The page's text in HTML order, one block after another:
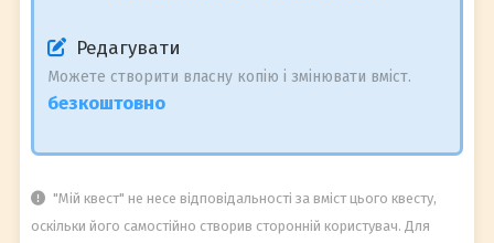
Редагувати
Можете створити власну копію і змінювати вміст.
безкоштовно
"Мій квест" не несе відповідальності за вміст цього квесту,
оскільки його самостійно створив сторонній користувач. Для